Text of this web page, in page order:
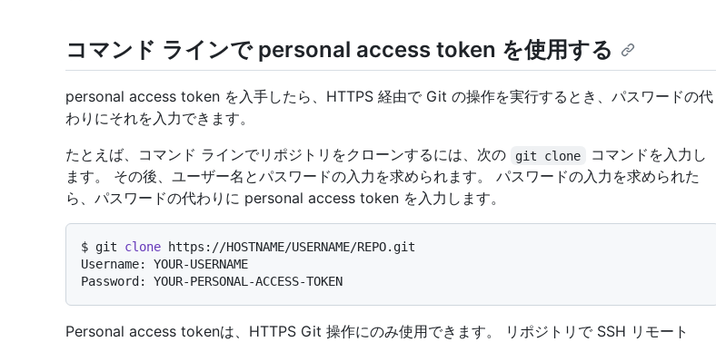
コマンド ラインで personal access token を使用する
personal access token を入手したら、HTTPS 経由で Git の操作を実行するとき、パスワードの代
わりにそれを入力できます。
たとえば、コマンド ラインでリポジトリをクローンするには、次の
git clone
コマンドを入力し
ます。 その後、ユーザー名とパスワードの入力を求められます。 パスワードの入力を求められた
ら、パスワードの代わりに personal access token を入力します。
$ git clone https://HOSTNAME/USERNAME/REPO.git
Username: YOUR-USERNAME
Personal access tokenは、HTTPS Git 操作にのみ使用できます。 リポジトリで SSH リモート